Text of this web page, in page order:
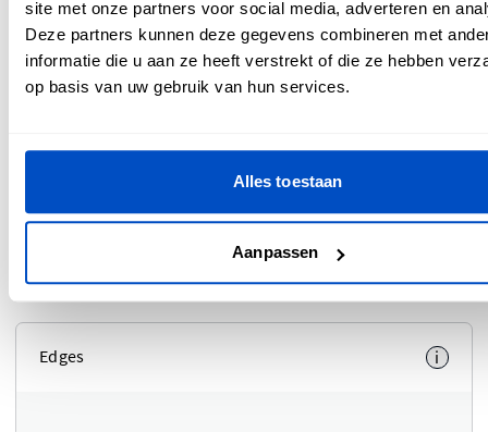
site met onze partners voor social media, adverteren en
Deze partners kunnen deze gegevens combineren met
informatie die u aan ze heeft verstrekt of die ze hebben
op basis van uw gebruik van hun services.
Alles toestaan
Aanpassen Ja
Edges i